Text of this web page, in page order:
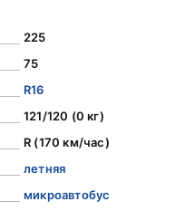
225
75
R16
121/120 (0 кг)
R (170 км/час)
летняя
микроавтобус